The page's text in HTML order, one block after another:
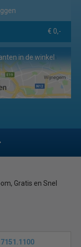
€ 0,-
in de winkel
Gratis en Snel